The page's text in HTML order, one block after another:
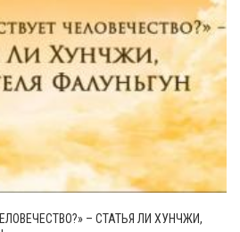
– СТАТЬЯ ЛИ ХУНЧЖИ,